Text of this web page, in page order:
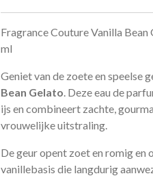
Fragrance Couture Vanilla
ml
Geniet van de zoete en speelse
Bean Gelato . Deze eau de
ijs en combineert zachte,
vrouwelijke uitstraling.
De geur opent zoet en romig
vanillebasis die langdurig